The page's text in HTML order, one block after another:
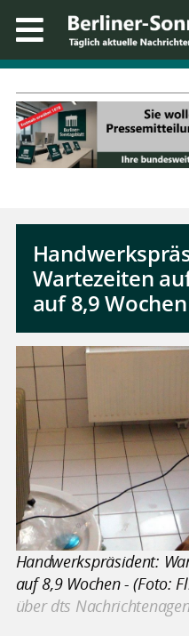
Wartezeiten
auf 8,9 Wochen
Handwerkspräsident:
auf 8,9 Wochen - (Foto:
über dts